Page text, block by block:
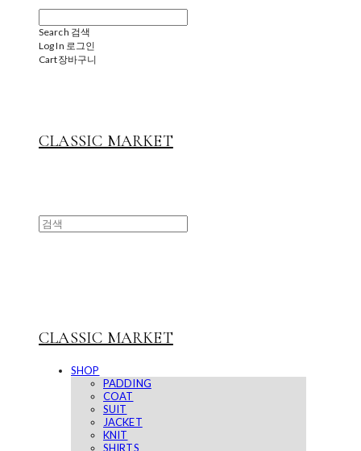
Search 검색
Log In 로그인
Cart장바구니
CLASSIC MARKET
CLASSIC MARKET
SHOP
PADDING
COAT
SUIT
JACKET
KNIT
SHIRTS